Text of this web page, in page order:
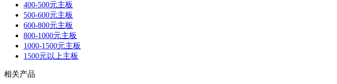
400-500元主板
500-600元主板
600-800元主板
800-1000元主板
1000-1500元主板
1500元以上主板
相关产品